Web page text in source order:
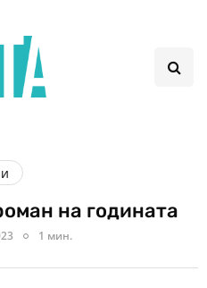
на годината
1 мин.